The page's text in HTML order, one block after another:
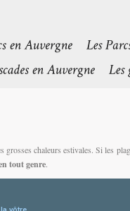
chaleurs estivales. Si les
tout genre.